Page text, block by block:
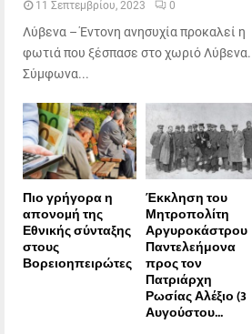
11 Σεπτεμβρίου, 2023 0
Λύβενα – Έντονη ανησυχία προκαλεί η
φωτιά που ξέσπασε στο χωριό Λύβενα.
Σύμφωνα...
Πιο γρήγορα η
απονοµή της
Εθνικής σύνταξης
στους
Βορειοηπειρώτες
Έκκληση του
Μητροπολίτη
Αργυροκάστρου
Παντελεήμονα
προς τον
Πατριάρχη
Ρωσίας Αλέξιο (3
Αυγούστου...